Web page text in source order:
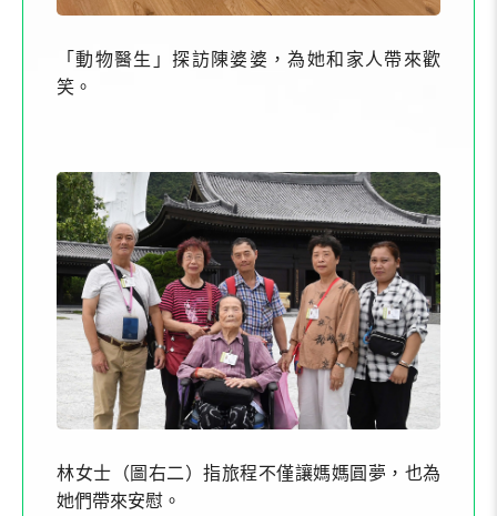
「動物醫生」探訪陳婆婆，為她和家人帶來歡
笑。
林女士（圖右二）指旅程不僅讓媽媽圓夢，也為
她們帶來安慰。